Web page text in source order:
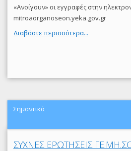
«Ανοίγουν» οι εγγραφές στην
mitroaorganoseon.yeka.gov.gr
Διαβάστε περισσότερα...
Σημαντικά
ΣΥΧΝΕΣ ΕΡΩΤΗΣΕΙΣ